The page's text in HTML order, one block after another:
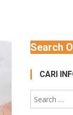
Search
CARI